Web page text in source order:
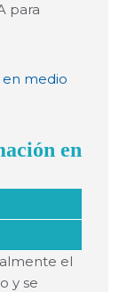
para
en
el
y se